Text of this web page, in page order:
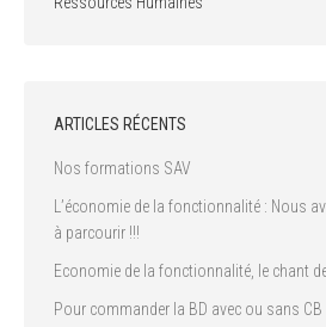
ARTICLES RÉCENTS
Nos formations SAV
L’économie de la fonctionnalité : Nous
à parcourir !!!
Economie de la fonctionnalité, le chant
Pour commander la BD avec ou sans CB